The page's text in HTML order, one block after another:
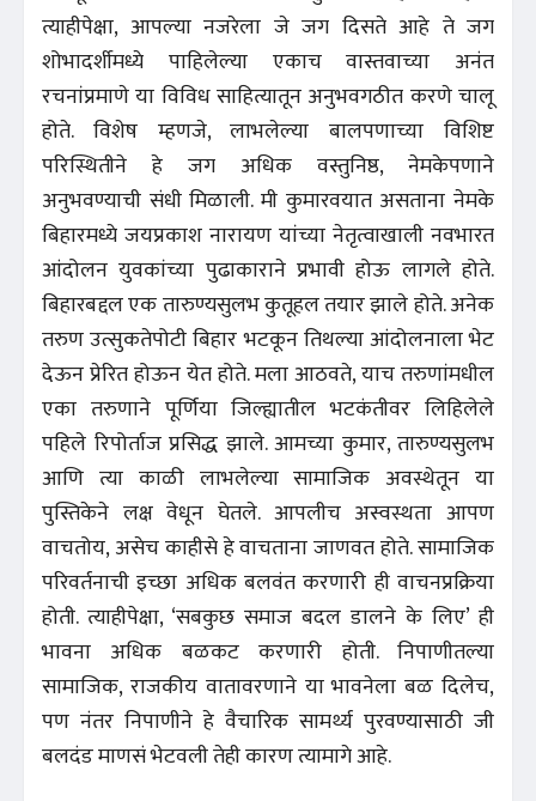
त्याहीपेक्षा, आपल्या नजरेला जे जग दिसते आहे ते जग
शोभादर्शीमध्ये पाहिलेल्या एकाच वास्तवाच्या अनंत
रचनांप्रमाणे या विविध साहित्यातून अनुभवगठीत करणे चालू
होते. विशेष म्हणजे, लाभलेल्या बालपणाच्या विशिष्ट
परिस्थितीने हे जग अधिक वस्तुनिष्ठ, नेमकेपणाने
अनुभवण्याची संधी मिळाली. मी कुमारवयात असताना नेमके
बिहारमध्ये जयप्रकाश नारायण यांच्या नेतृत्वाखाली नवभारत
आंदोलन युवकांच्या पुढाकाराने प्रभावी होऊ लागले होते.
बिहारबद्दल एक तारुण्यसुलभ कुतूहल तयार झाले होते. अनेक
तरुण उत्सुकतेपोटी बिहार भटकून तिथल्या आंदोलनाला भेट
देऊन प्रेरित होऊन येत होते. मला आठवते, याच तरुणांमधील
एका तरुणाने पूर्णिया जिल्ह्यातील भटकंतीवर लिहिलेले
पहिले रिपोर्ताज प्रसिद्ध झाले. आमच्या कुमार, तारुण्यसुलभ
आणि त्या काळी लाभलेल्या सामाजिक अवस्थेतून या
पुस्तिकेने लक्ष वेधून घेतले. आपलीच अस्वस्थता आपण
वाचतोय, असेच काहीसे हे वाचताना जाणवत होते. सामाजिक
परिवर्तनाची इच्छा अधिक बलवंत करणारी ही वाचनप्रक्रिया
होती. त्याहीपेक्षा, ‘सबकुछ समाज बदल डालने के लिए’ ही
भावना अधिक बळकट करणारी होती. निपाणीतल्या
सामाजिक, राजकीय वातावरणाने या भावनेला बळ दिलेच,
पण नंतर निपाणीने हे वैचारिक सामर्थ्य पुरवण्यासाठी जी
बलदंड माणसं भेटवली तेही कारण त्यामागे आहे.